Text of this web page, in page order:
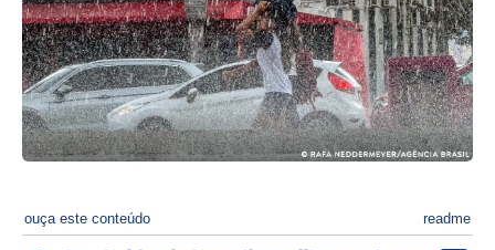
ouça este conteúdo readme